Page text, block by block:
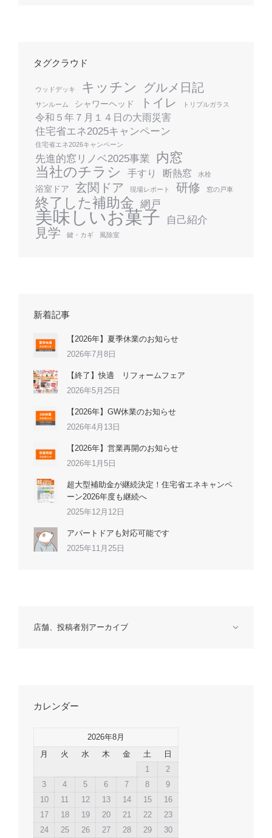
タグクラウド
ウッドデッキ キッチン グルメ日記
サンルーム シャワーヘッド トイレ トリプルガラス
令和５年７月１４日の大雨災害
住宅省エネ2025キャンペーン
住宅省エネ2026キャンペーン
先進的窓リノベ2025事業 内窓
当社のチラシ 手すり 断熱窓 水栓
浴室ドア 玄関ドア 現場レポート 研修 窓の戸車
終了した補助金 網戸
美味しいお菓子 自己紹介
見学 鍵・カギ 風除室
新着記事
【2026年】夏季休業のお知らせ
2026年7月8日
【終了】快適 リフォームフェア
2026年5月25日
【2026年】GW休業のお知らせ
2026年4月13日
【2026年】営業再開のお知らせ
2026年1月5日
超大型補助金が継続決定！住宅省エネキャンペ
ーン2026年度も継続へ
2025年12月12日
アパートドアも対応可能です
2025年11月25日
店舗、投稿者別アーカイブ
カレンダー
2026年8月
月
火 水 木 金 土
日
1
2
3
4 5 6 7 8
9
10
11 12 13 14 15
16
17
18 19 20 21 22
23
24
25 26 27 28 29 30